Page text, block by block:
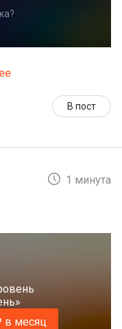
В пост
1 минута
в месяц